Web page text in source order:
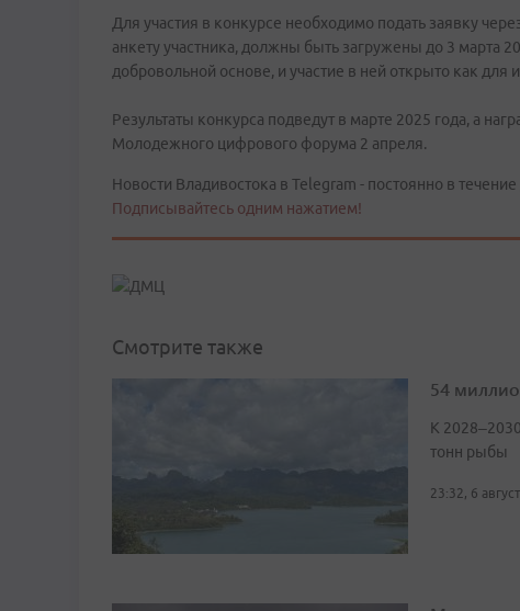
Для участия в конкурсе необходимо подать заявку
анкету участника, должны быть загружены до 3 марта
добровольной основе, и участие в ней открыто как для
Результаты конкурса подведут в марте 2025 года, а
Молодежного цифрового форума 2 апреля.
Новости Владивостока в Telegram - постоянно в течение
Подписывайтесь одним нажатием!
Смотрите также
54
К
тонн рыбы
23:32, 6